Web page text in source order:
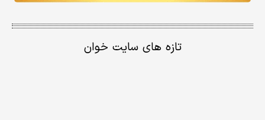
تازه های سایت خوان